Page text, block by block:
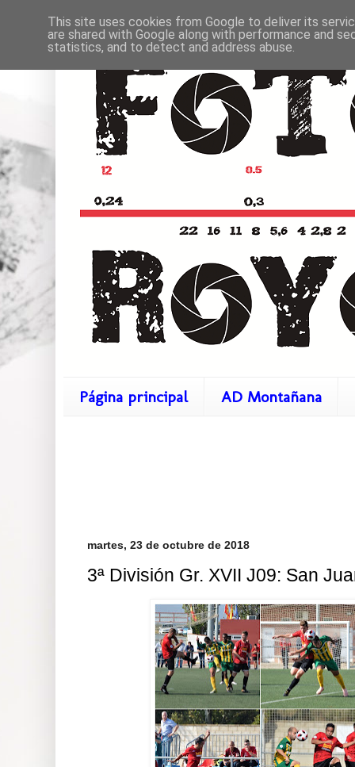
Página principal AD Montañana
martes, 23 de octubre de 2018
3ª División Gr. XVII J09: San
This site uses cookies from Google to deliver its
are shared with Google along with performance and
statistics, and to detect and address abuse.